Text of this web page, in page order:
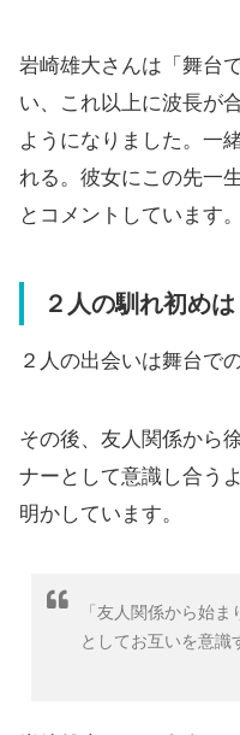
岩崎雄大さんは「舞台
い、これ以上に波長が
ようになりました。一
れる。彼女にこの先一
とコメントしています。
２人の馴れ初めは
２人の出会いは舞台で
その後、友人関係から
ナーとして意識し合う
明かしています。
「友人関係から始
としてお互いを意識